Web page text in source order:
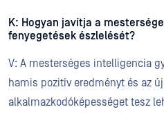
K: Hogyan javítja a
fenyegetések észlelését?
V: A mesterséges intelligencia
hamis pozitív eredményt és az
alkalmazkodóképességet tesz